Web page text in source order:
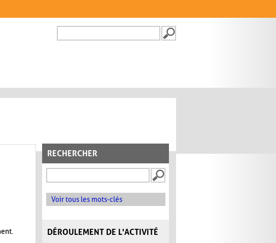
FORMULAIRE DE
RECHERCHER
Voir tous les mots-clés
DÉROULEMENT DE L'ACTIVITÉ